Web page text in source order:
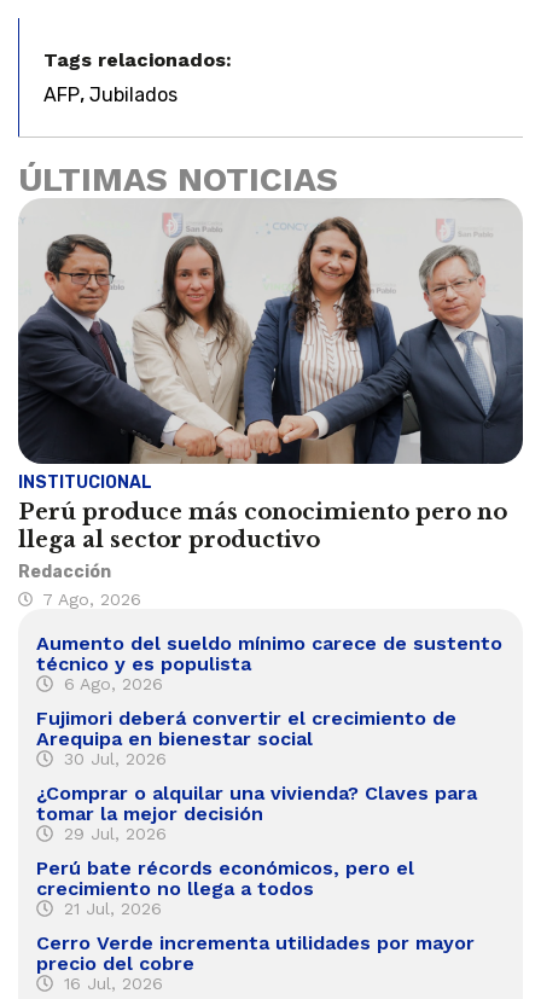
Tags relacionados:
AFP, Jubilados
ÚLTIMAS NOTICIAS
INSTITUCIONAL
Perú produce más conocimiento pero no
llega al sector productivo
Redacción
7 Ago, 2026
Aumento del sueldo mínimo carece de sustento
técnico y es populista
6 Ago, 2026
Fujimori deberá convertir el crecimiento de
Arequipa en bienestar social
30 Jul, 2026
¿Comprar o alquilar una vivienda? Claves para
tomar la mejor decisión
29 Jul, 2026
Perú bate récords económicos, pero el
crecimiento no llega a todos
21 Jul, 2026
Cerro Verde incrementa utilidades por mayor
precio del cobre
16 Jul, 2026